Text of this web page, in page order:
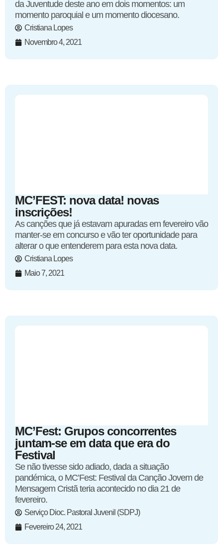
da Juventude deste ano em dois momentos: um
momento paroquial e um momento diocesano.
Cristiana Lopes
Novembro 4, 2021
MC’FEST: nova data! novas
inscrições!
As canções que já estavam apuradas em fevereiro vão
manter-se em concurso e vão ter oportunidade para
alterar o que entenderem para esta nova data.
Cristiana Lopes
Maio 7, 2021
MC’Fest: Grupos concorrentes
juntam-se em data que era do
Festival
Se não tivesse sido adiado, dada a situação
pandémica, o MC’Fest: Festival da Canção Jovem de
Mensagem Cristã teria acontecido no dia 21 de
fevereiro.
Serviço Dioc. Pastoral Juvenil (SDPJ)
Fevereiro 24, 2021